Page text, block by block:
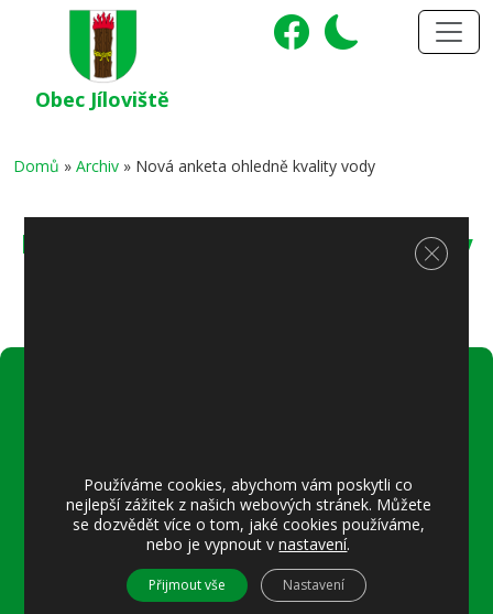
Obec Jíloviště
Domů » Archiv » Nová anketa ohledně kvality vody
Nová anketa ohledně kvality vody
8–18 referentka
15–18 místostarostka
8–12 místostarostka
8–18 referentka
Používáme cookies, abychom vám poskytli co
nejlepší zážitek z našich webových stránek. Můžete
se dozvědět více o tom, jaké cookies používáme,
nebo je vypnout vnastavení.
Přijmout vše Nastavení
Zavřít